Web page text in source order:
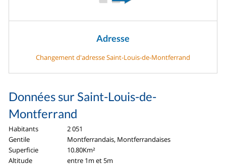
Adresse
Changement d'adresse Saint-Louis-de-Montferrand
Données sur Saint-Louis-de-
Montferrand
Habitants
2 051
Gentile
Montferrandais, Montferrandaises
Superficie
10.80Km²
Altitude
entre 1m et 5m